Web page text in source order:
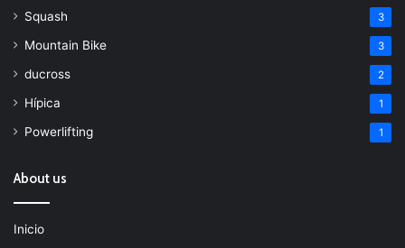
Squash 3
Mountain Bike 3
ducross 2
Hípica 1
Powerlifting 1
About us
Inicio